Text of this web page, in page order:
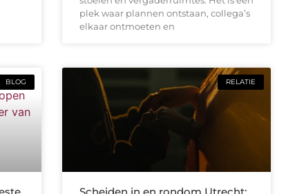
plek waar plannen ontstaan, collega’s
elkaar ontmoeten en
BLOG RELATIE